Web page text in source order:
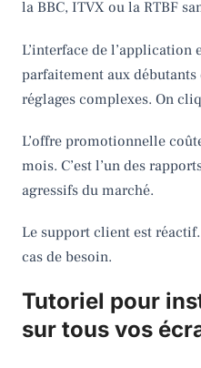
la BBC, ITVX ou la RTBF
L’interface de
parfaitement aux
réglages complexes. On
L’offre promotionnelle
mois. C’est l’un des
agressifs du marché.
Le support client est
cas de besoin.
Tutoriel pour
sur tous vos